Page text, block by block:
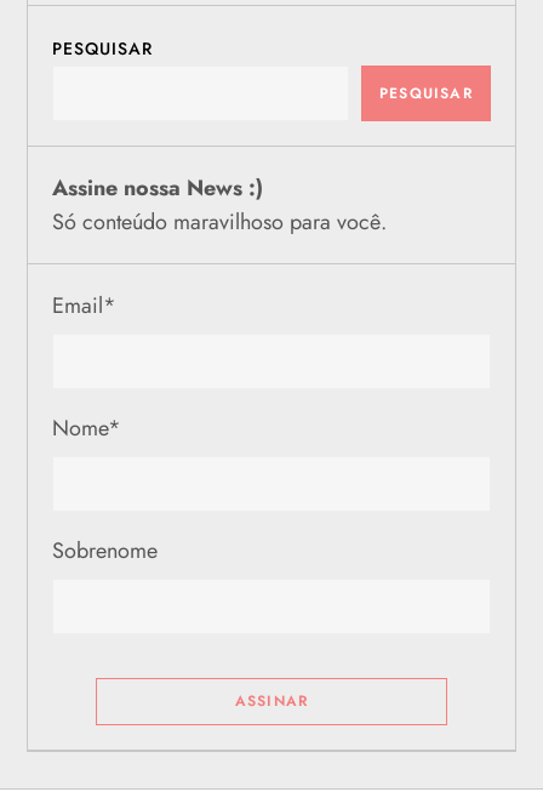
PESQUISAR
PESQUISAR
Assine nossa News :)
Só conteúdo maravilhoso para você.
Email*
Nome*
Sobrenome